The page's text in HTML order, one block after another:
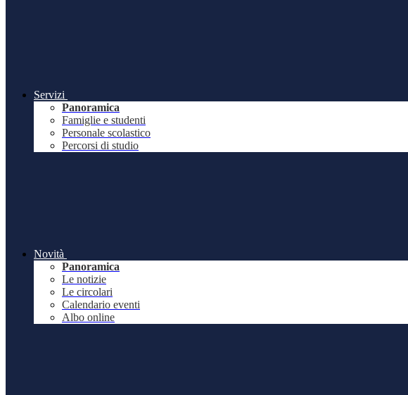
Servizi
Panoramica
Famiglie e studenti
Personale scolastico
Percorsi di studio
Novità
Panoramica
Le notizie
Le circolari
Calendario eventi
Albo online